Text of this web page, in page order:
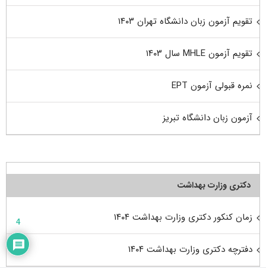
تقویم آزمون زبان دانشگاه تهران ۱۴۰۳
تقویم آزمون MHLE سال ۱۴۰۳
نمره قبولی آزمون EPT
آزمون زبان دانشگاه تبریز
دکتری وزارت بهداشت
زمان کنکور دکتری وزارت بهداشت ۱۴۰۴
دفترچه دکتری وزارت بهداشت ۱۴۰۴
4